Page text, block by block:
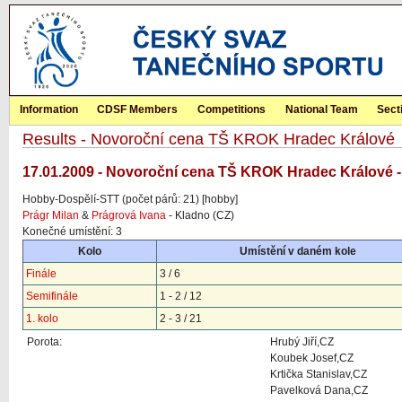
Information CDSF Members Competitions National Team
Results - Novoroční cena TŠ KROK Hradec Králové
17.01.2009 - Novoroční cena TŠ KROK Hradec Králové
Hobby-Dospělí-STT (počet párů: 21) [hobby]
Prágr Milan & Prágrová Ivana - Kladno (CZ)
Konečné umístění: 3
Kolo
Umístění v daném kole
Finále
3 / 6
Semifinále
1 - 2 / 12
1. kolo
2 - 3 / 21
Porota:
Hrubý Jiří,CZ
Koubek Josef,CZ
Krtička Stanislav,CZ
Pavelková Dana,CZ